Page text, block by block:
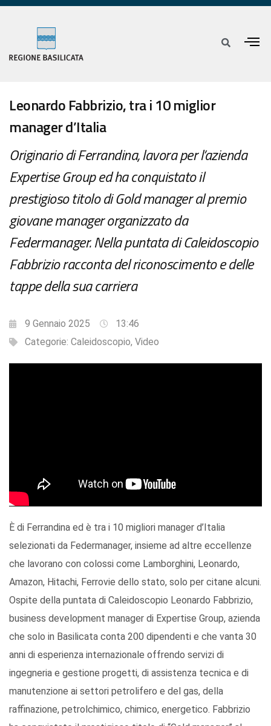
Leonardo Fabbrizio, tra i 10 miglior
manager d’Italia
Originario di Ferrandina, lavora per l’azienda
Expertise Group ed ha conquistato il
prestigioso titolo di Gold manager al premio
giovane manager organizzato da
Federmanager. Nella puntata di Caleidoscopio
Fabbrizio racconta del riconoscimento e delle
tappe della sua carriera
9 Gennaio 2025
13:46
Categorie: Caleidoscopio, Video
È di Ferrandina ed è tra i 10 migliori manager d’Italia
selezionati da Federmanager, insieme ad altre eccellenze
che lavorano con colossi come Lamborghini, Leonardo,
Amazon, Hitachi, Ferrovie dello stato, solo per citane alcuni.
Ospite della puntata di Caleidoscopio Leonardo Fabbrizio,
business development manager di Expertise Group, azienda
che solo in Basilicata conta 200 dipendenti e che vanta 30
anni di esperienza internazionale offrendo servizi di
ingegneria e gestione progetti, di assistenza tecnica e di
manutenzione ai settori petrolifero e del gas, della
raffinazione, petrolchimico, chimico, energetico. Fabbrizio